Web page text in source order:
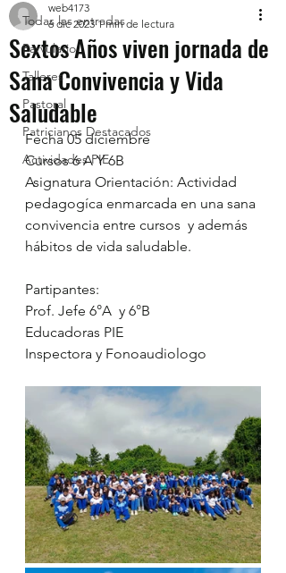
Todas las entradas
Parvulario
Talleres
Pastoral
Patricianos Destacados
Actividades PIE
Sextos Años viven jornada de
Sana Convivencia y Vida
Saludable
web4173
6 dic 2023 1 min de lectura
Fecha 05 diciembre
Cursos 6 A Y 6B
Asignatura Orientación: Actividad
pedagogíca enmarcada en una sana
convivencia entre cursos  y además
hábitos de vida saludable.
Partipantes:
Prof. Jefe 6°A  y 6°B
Educadoras PIE
Inspectora y Fonoaudiologo